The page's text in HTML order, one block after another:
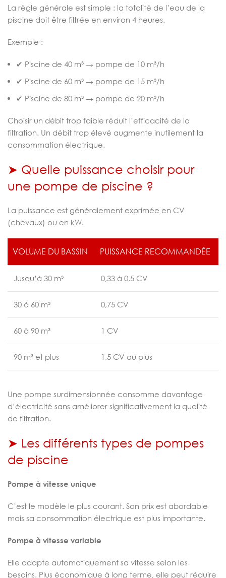
La règle générale est simple : la totalité de l’eau de la
piscine doit être filtrée en environ 4 heures.
Exemple :
✔ Piscine de 40 m³ → pompe de 10 m³/h
✔ Piscine de 60 m³ → pompe de 15 m³/h
✔ Piscine de 80 m³ → pompe de 20 m³/h
Choisir un débit trop faible réduit l’efficacité de la
filtration. Un débit trop élevé augmente inutilement la
consommation électrique.
➤ Quelle puissance choisir pour
une pompe de piscine ?
La puissance est généralement exprimée en CV
(chevaux) ou en kW.
VOLUME DU BASSIN PUISSANCE RECOMMANDÉE
Jusqu’à 30 m³ 0,33 à 0,5 CV
30 à 60 m³ 0,75 CV
60 à 90 m³ 1 CV
90 m³ et plus 1,5 CV ou plus
Une pompe surdimensionnée consomme davantage
d’électricité sans améliorer significativement la qualité
de filtration.
➤ Les différents types de pompes
de piscine
Pompe à vitesse unique
C’est le modèle le plus courant. Son prix est abordable
mais sa consommation électrique est plus importante.
Pompe à vitesse variable
Elle adapte automatiquement sa vitesse selon les
besoins. Plus économique à long terme, elle peut réduire